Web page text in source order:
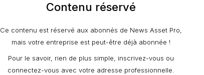
Contenu réservé
Ce contenu est réservé aux abonnés de News Asset Pro,
mais votre entreprise est peut-être déjà abonnée !
Pour le savoir, rien de plus simple, inscrivez-vous ou
connectez-vous avec votre adresse professionnelle.